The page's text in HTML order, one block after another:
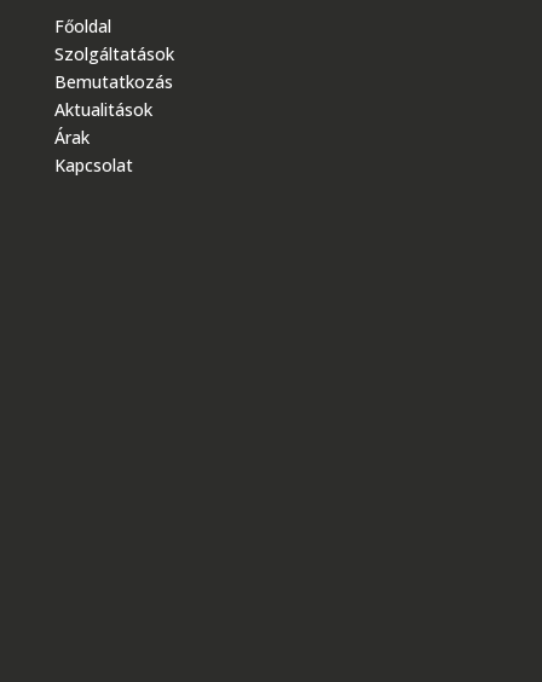
Főoldal
Szolgáltatások
Bemutatkozás
Aktualitások
Árak
Kapcsolat